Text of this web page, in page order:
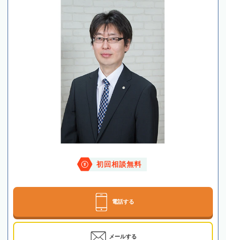
初回相談無料
電話する
メールする